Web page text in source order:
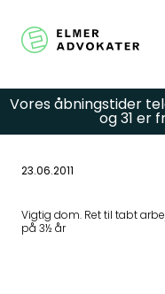
Vores åbningstider
og 31 er
Har du
eller
23.06.2011
Vigtig dom. Ret til tabt
på 3½ år